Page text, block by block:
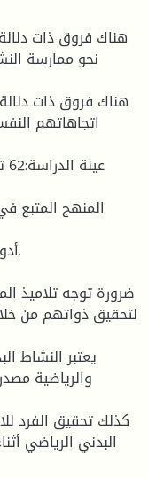
نحو ممارسة
اتجاهاتهم
المنهج المتبع
لتحقيق ذواتهم من
والرياضية
البدني الرياضي